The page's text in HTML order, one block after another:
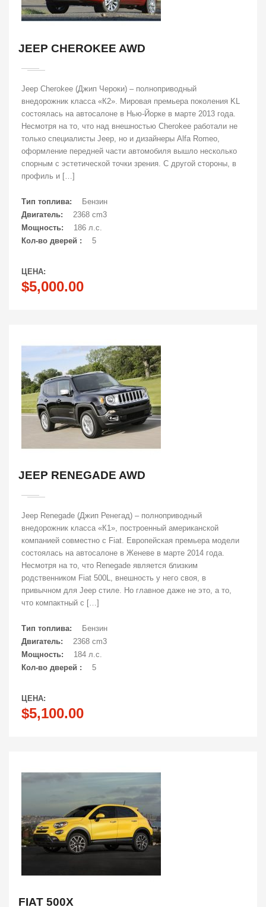
JEEP CHEROKEE AWD
Jeep Cherokee (Джип Чероки) – полноприводный
внедорожник класса «К2». Мировая премьера поколения KL
состоялась на автосалоне в Нью-Йорке в марте 2013 года.
Несмотря на то, что над внешностью Cherokee работали не
только специалисты Jeep, но и дизайнеры Alfa Romeo,
оформление передней части автомобиля вышло несколько
спорным с эстетической точки зрения. С другой стороны, в
профиль и […]
Тип топлива:
Бензин
Двигатель:
2368 cm3
Мощность:
186 л.с.
Кол-во дверей :
5
ЦЕНА:
$5,000.00
JEEP RENEGADE AWD
Jeep Renegade (Джип Ренегад) – полноприводный
внедорожник класса «К1», построенный американской
компанией совместно с Fiat. Европейская премьера модели
состоялась на автосалоне в Женеве в марте 2014 года.
Несмотря на то, что Renegade является близким
родственником Fiat 500L, внешность у него своя, в
привычном для Jeep стиле. Но главное даже не это, а то,
что компактный с […]
Тип топлива:
Бензин
Двигатель:
2368 cm3
Мощность:
184 л.с.
Кол-во дверей :
5
ЦЕНА:
$5,100.00
FIAT 500X